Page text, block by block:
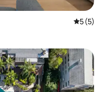
5 (5)